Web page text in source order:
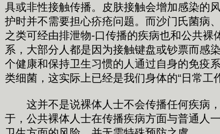
具或非性接触传播。皮肤接触会增加感染的
护时并不需要担心疥疮问题。而沙门氏菌病
之类可经由排泄物-口传播的疾病也和公共裸
系，大部分人都是因为接触键盘或钞票而感
个健康和保持卫生习惯的人通过自身的免疫
类细菌，这实际上已经是我们身体的“日常工
这并不是说裸体人士不会传播任何疾病
于，公共裸体人士在传播疾病方面与普通人